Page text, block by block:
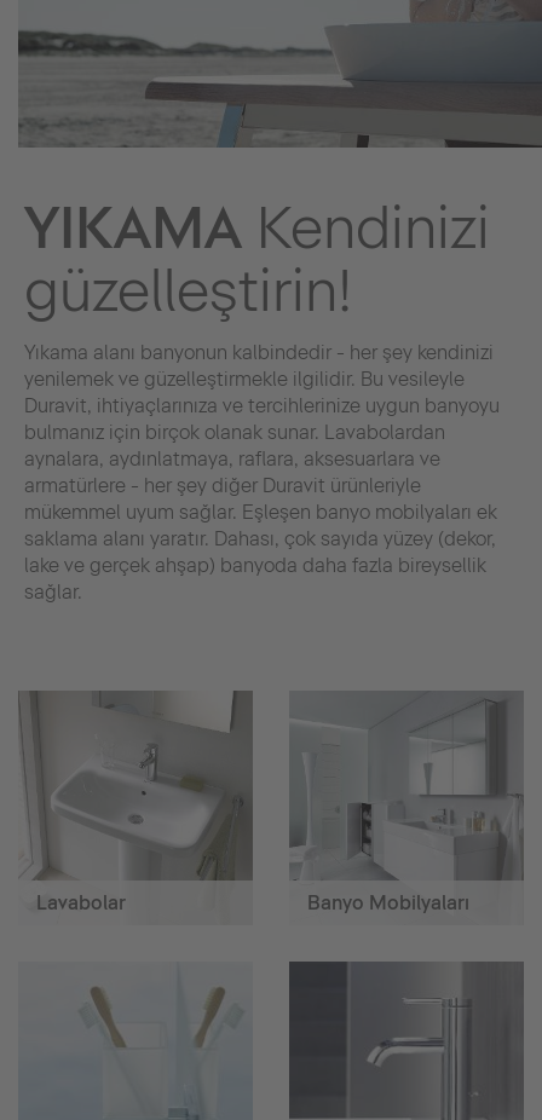
YIKAMA Kendinizi
güzelleştirin!
Yıkama alanı banyonun kalbindedir - her şey kendinizi
yenilemek ve güzelleştirmekle ilgilidir. Bu vesileyle
Duravit, ihtiyaçlarınıza ve tercihlerinize uygun banyoyu
bulmanız için birçok olanak sunar. Lavabolardan
aynalara, aydınlatmaya, raflara, aksesuarlara ve
armatürlere - her şey diğer Duravit ürünleriyle
mükemmel uyum sağlar. Eşleşen banyo mobilyaları ek
saklama alanı yaratır. Dahası, çok sayıda yüzey (dekor,
lake ve gerçek ahşap) banyoda daha fazla bireysellik
sağlar.
Lavabolar Banyo Mobilyaları